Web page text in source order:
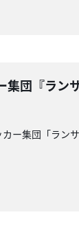
集団『ラ
ー集団「ラ